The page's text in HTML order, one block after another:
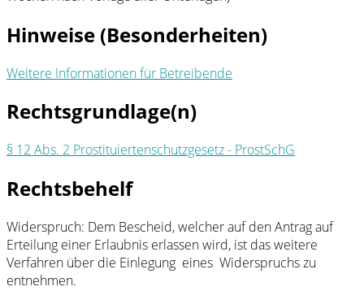
Hinweise (Besonderheiten)
Weitere Informationen für Betreibende
Rechtsgrundlage(n)
§ 12 Abs. 2 Prostituiertenschutzgesetz - ProstSchG
Rechtsbehelf
Widerspruch: Dem Bescheid, welcher auf den Antrag auf
Erteilung einer Erlaubnis erlassen wird, ist das weitere
Verfahren über die Einlegung eines Widerspruchs zu
entnehmen.